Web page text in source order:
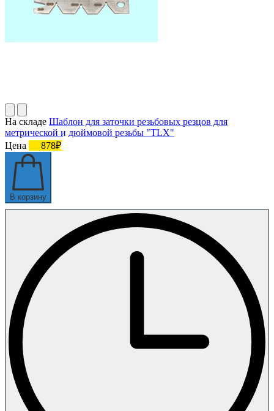
На складе Шаблон для заточки резьбовых резцов для
метрической и дюймовой резьбы "TLX"
Цена
878₽
В корзину